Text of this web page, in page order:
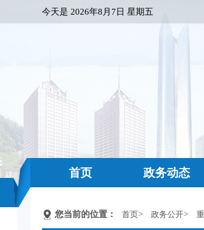
今天是 2026年8月7日 星期五
首页 政务动态
您当前的位置： 首页> 政务公开>